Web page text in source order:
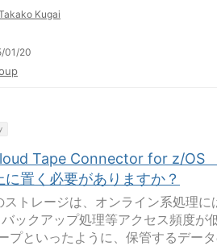
Kugai
01/20
Tape Connector for z/
に置く必要がありますか？
トレージは、オンライン系処理
ックアップ処理等アクセス頻度が
プといったように、保管するデー